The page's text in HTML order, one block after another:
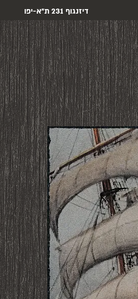
דיזנגוף 231 ת"א-יפו